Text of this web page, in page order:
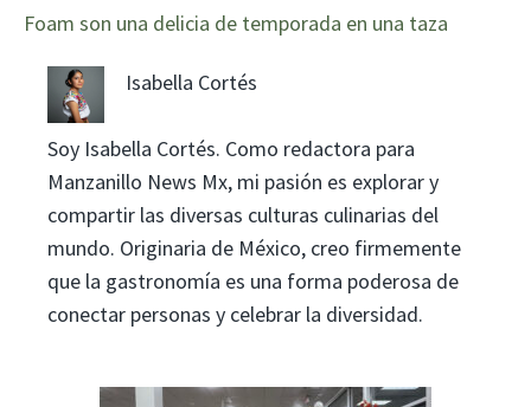
Foam son una delicia de temporada en una taza
Isabella Cortés
Soy Isabella Cortés. Como redactora para
Manzanillo News Mx, mi pasión es explorar y
compartir las diversas culturas culinarias del
mundo. Originaria de México, creo firmemente
que la gastronomía es una forma poderosa de
conectar personas y celebrar la diversidad.